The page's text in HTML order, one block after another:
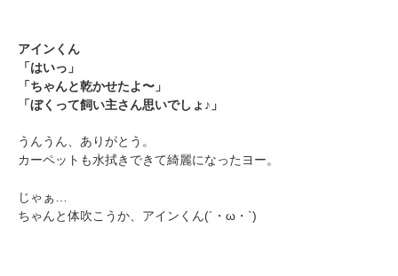
アインくん
「はいっ」
「ちゃんと乾かせたよ〜」
「ぼくって飼い主さん思いでしょ♪」
うんうん、ありがとう。
カーペットも水拭きできて綺麗になったヨー。
じゃぁ…
ちゃんと体吹こうか、アインくん(´・ω・`)